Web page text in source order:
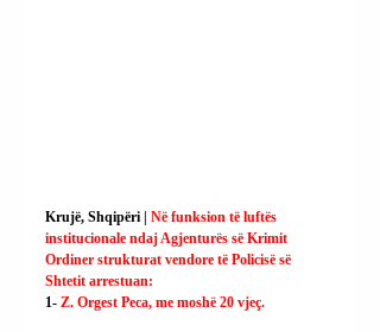
Krujë, Shqipëri | Në funksion të luftës
institucionale ndaj Agjenturës së Krimit
Ordiner strukturat vendore të Policisë së
Shtetit arrestuan:
1- Z. Orgest Peca, me moshë 20 vjeç.